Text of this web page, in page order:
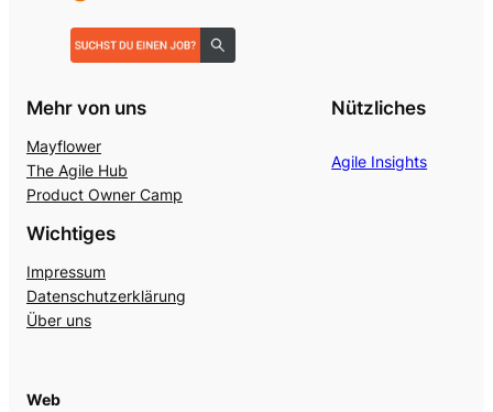
Mehr von uns
Mayflower
The Agile Hub
Product Owner Camp
Nützliches
Agile Insights
Wichtiges
Impressum
Datenschutzerklärung
Über uns
Web